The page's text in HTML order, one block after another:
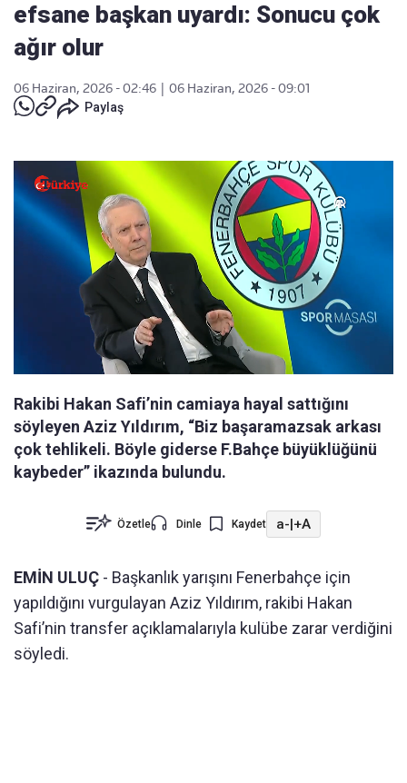
efsane başkan uyardı: Sonucu çok
ağır olur
06 Haziran, 2026 - 02:46
06 Haziran, 2026 - 09:01
Paylaş
Rakibi Hakan Safi’nin camiaya hayal sattığını
söyleyen Aziz Yıldırım, “Biz başaramazsak arkası
çok tehlikeli. Böyle giderse F.Bahçe büyüklüğünü
kaybeder” ikazında bulundu.
Özetle Dinle Kaydet a-|+A
EMİN ULUÇ - Başkanlık yarışını Fenerbahçe için
yapıldığını vurgulayan Aziz Yıldırım, rakibi Hakan
Safi’nin transfer açıklamalarıyla kulübe zarar verdiğini
söyledi.